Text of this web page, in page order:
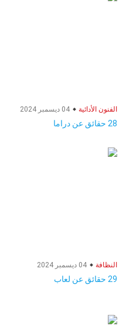
الفنون الأدائية
28 حقائق عن دراما
النظافة
29 حقائق عن لعاب